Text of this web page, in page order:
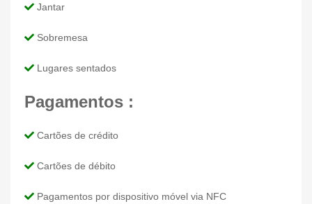
Jantar
Sobremesa
Lugares sentados
Pagamentos :
Cartões de crédito
Cartões de débito
Pagamentos por dispositivo móvel via NFC